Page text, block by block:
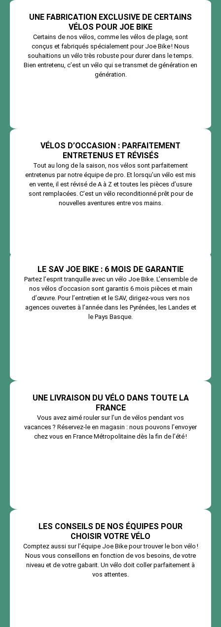
UNE FABRICATION EXCLUSIVE DE CERTAINS
VÉLOS POUR JOE BIKE
Certains de nos vélos, comme les vélos de plage, sont
conçus et fabriqués spécialement pour Joe Bike ! Nous
souhaitions un vélo très robuste pour durer dans le temps.
Bien entretenu, c’est un vélo qui se transmet de génération en
génération.
VÉLOS D’OCCASION : PARFAITEMENT
ENTRETENUS ET RÉVISÉS
Tout au long de la saison, nos vélos sont parfaitement
entretenus par notre équipe de pro. Et lorsqu’un vélo est mis
en vente, il est révisé de A à Z et toutes les pièces d’usure
sont remplacées. C’est un vélo reconditionné prêt pour de
nouvelles aventures entre vos mains.
LE SAV JOE BIKE : 6 MOIS DE GARANTIE
Partez l’esprit tranquille avec un vélo Joe Bike. L’ensemble de
nos vélos d’occasion sont garantis 6 mois pièces et main
d’œuvre. Pour l’entretien et le SAV, dirigez-vous vers nos
agences ouvertes à l’année dans les Pyrénées, les Landes et
le Pays Basque.
UNE LIVRAISON DU VÉLO DANS TOUTE LA
FRANCE
Vous avez aimé rouler sur l’un de vélos pendant vos
vacances ? Réservez-le en magasin : nous pouvons l’envoyer
chez vous en France Métropolitaine dès la fin de l’été !
LES CONSEILS DE NOS ÉQUIPES POUR
CHOISIR VOTRE VÉLO
Comptez aussi sur l’équipe Joe Bike pour trouver le bon vélo !
Nous vous conseillons en fonction de vos besoins, de votre
niveau et de votre gabarit. Un vélo doit coller parfaitement à
vos attentes.